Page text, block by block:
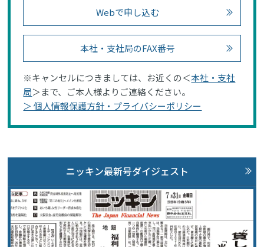
Webで申し込む
本社・支社局のFAX番号
※キャンセルにつきましては、お近くの＜本社・支社
局＞まで、ご本人様よりご連絡ください。
＞ 個人情報保護方針・プライバシーポリシー
ニッキン最新号ダイジェスト